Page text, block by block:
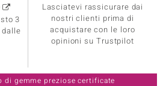
3
Lasciatevi rassicurare dai
nostri clienti prima di
acquistare con le loro
opinioni su Trustpilot
di gemme preziose certificate